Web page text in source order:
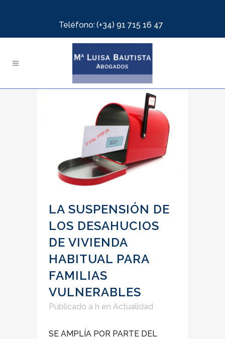
Teléfono:(+34) 91 715 16 47
LA SUSPENSIÓN DE
LOS DESAHUCIOS
DE VIVIENDA
HABITUAL PARA
FAMILIAS
VULNERABLES
Publicado a h en Actualidad
SE AMPLÍA POR PARTE DEL